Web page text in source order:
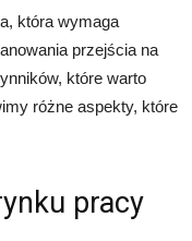
która wymaga
przejścia na
które warto
różne aspekty, które
pracy